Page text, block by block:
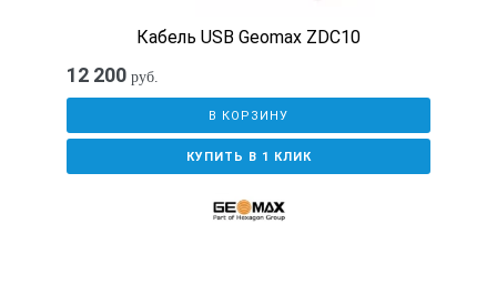
Кабель USB Geomax ZDC10
12 200 руб.
В КОРЗИНУ
КУПИТЬ В 1 КЛИК